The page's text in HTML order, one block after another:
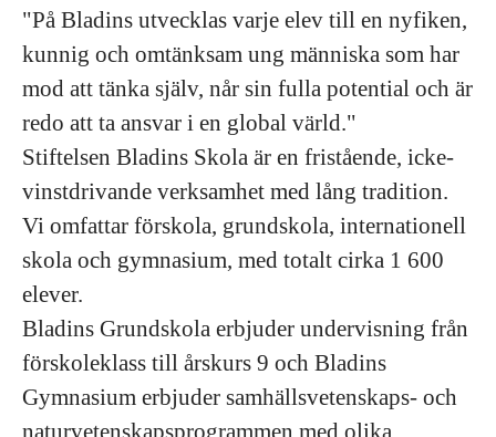
"På Bladins utvecklas varje elev till en nyfiken,
kunnig och omtänksam ung människa som har
mod att tänka själv, når sin fulla potential och är
redo att ta ansvar i en global värld."
Stiftelsen Bladins Skola är en fristående, icke-
vinstdrivande verksamhet med lång tradition.
Vi omfattar förskola, grundskola, internationell
skola och gymnasium, med totalt cirka 1 600
elever.
Bladins Grundskola erbjuder undervisning från
förskoleklass till årskurs 9 och Bladins
Gymnasium erbjuder samhällsvetenskaps- och
naturvetenskapsprogrammen med olika